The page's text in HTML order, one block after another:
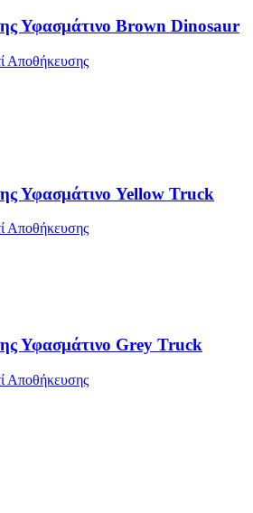
Υφασμάτινο Brown Dinosaur
Αποθήκευσης
Υφασμάτινο Yellow Truck
Αποθήκευσης
Υφασμάτινο Grey Truck
Αποθήκευσης